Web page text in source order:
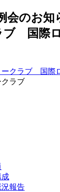
会のお知
ブ 国際
ラブ
成
況報告